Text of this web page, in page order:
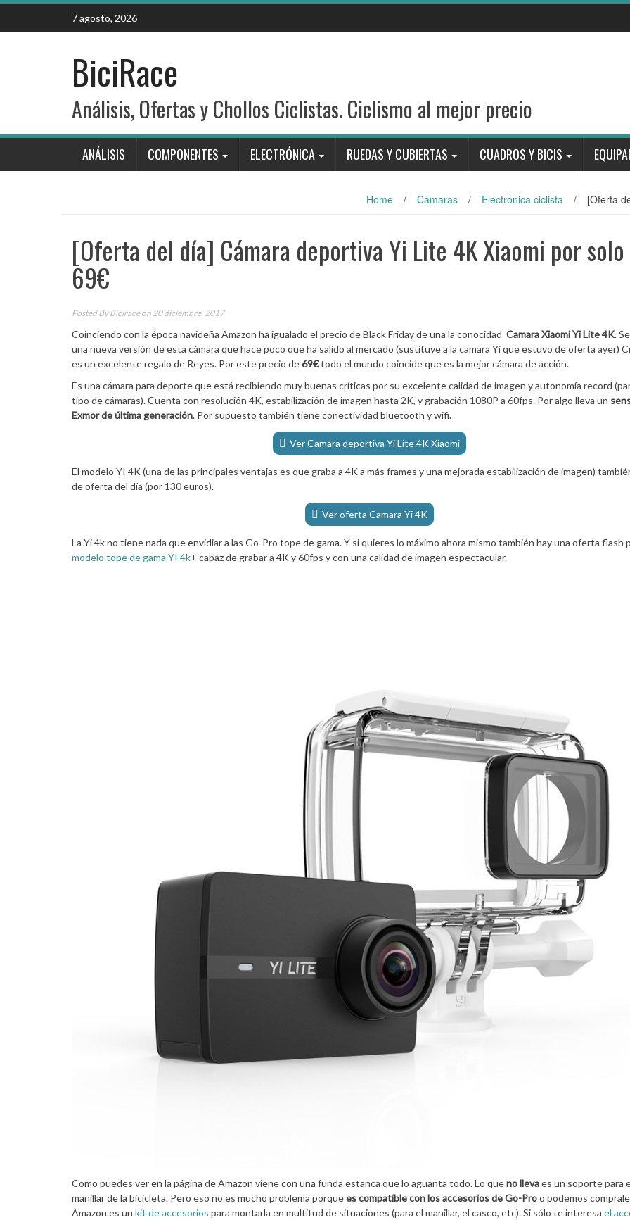
Skip
content
7 agosto, 2026
BiciRace
Análisis, Ofertas y Chollos Ciclistas. Ciclismo al mejor precio
ANÁLISIS COMPONENTES ELECTRÓNICA RUEDAS Y CUBIERTAS CUADROS Y BICIS
Home / Cámaras / Electrónica ciclista / [Oferta
[Oferta del día] Cámara deportiva Yi Lite 4K Xiaomi por solo
69€
Posted ByBiciraceon 20 diciembre, 2017
Coinciendo con la época navideña Amazon ha igualado el precio de Black Friday de una la conocidad Camara Xiaomi Yi Lite 4K.
una nueva versión de esta cámara que hace poco que ha salido al mercado (sustituye a la camara Yi que estuvo de oferta ayer)
es un excelente regalo de Reyes. Por este precio de69€todo el mundo coincide que es la mejor cámara de acción.
Es una cámara para deporte que está recibiendo muy buenas críticas por su excelente calidad de imagen y autonomía record
tipo de cámaras). Cuenta con resolución 4K, estabilización de imagen hasta 2K, y grabación 1080P a 60fps. Por algo lleva un
Exmor de última generación. Por supuesto también tiene conectividad bluetooth y wifi.
Ver Camara deportiva Yi Lite 4K Xiaomi
El modelo YI 4K (una de las principales ventajas es que graba a 4K a más frames y una mejorada estabilización de imagen)
de oferta del día (por 130 euros).
Ver oferta Camara Yi 4K
La Yi 4k no tiene nada que envidiar a las Go-Pro tope de gama. Y si quieres lo máximo ahora mismo también hay una oferta flash
modelo tope de gama YI 4k+ capaz de grabar a 4K y 60fps y con una calidad de imagen espectacular.
Como puedes ver en la página de Amazon viene con una funda estanca que lo aguanta todo. Lo queno llevaes un soporte para
manillar de la bicicleta. Pero eso no es mucho problema porquees compatible con los accesorios de Go-Proo podemos
Amazon.es un kit de accesorios para montarla en multitud de situaciones (para el manillar, el casco, etc). Si sólo te interesa el